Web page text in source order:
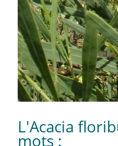
L'Acacia
mots :